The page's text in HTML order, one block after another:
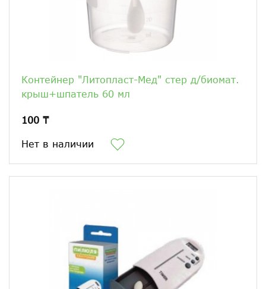
Контейнер "Литопласт-Мед" стер д/биомат.
крыш+шпатель 60 мл
100 ₸
Нет в наличии